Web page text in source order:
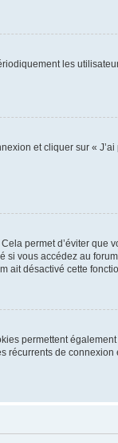
les
et cliquer sur « J’ai
permet d’éviter que
si vous accédez au
ait désactivé cette
permettent
récurrents de connexion